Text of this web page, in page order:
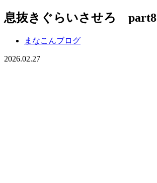
息抜きぐらいさせろ part8
まなこんブログ
2026.02.27